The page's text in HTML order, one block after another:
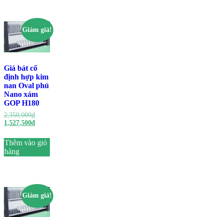
Giảm giá!
Giá bát cố
định hợp kim
nan Oval phủ
Nano xám
GOP H180
2,350,000₫Giá
gốc
2,350,000₫.
1,527,500₫Giá
tại
là:
Thêm vào giỏ
hàng
Giảm giá!